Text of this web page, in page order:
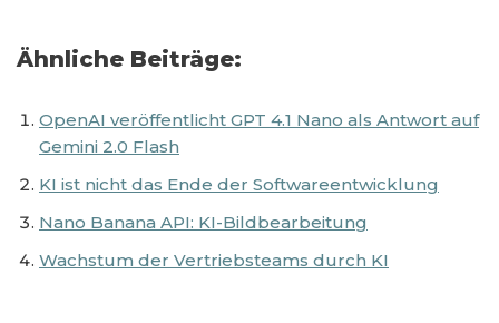
Ähnliche Beiträge:
OpenAI veröffentlicht GPT 4.1 Nano als Antwort auf
Gemini 2.0 Flash
KI ist nicht das Ende der Softwareentwicklung
Nano Banana API: KI-Bildbearbeitung
Wachstum der Vertriebsteams durch KI